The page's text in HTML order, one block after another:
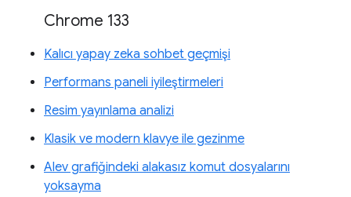
Chrome 133
Kalıcı yapay zeka sohbet geçmişi
Performans paneli iyileştirmeleri
Resim yayınlama analizi
Klasik ve modern klavye ile gezinme
Alev grafiğindeki alakasız komut dosyalarını
yoksayma